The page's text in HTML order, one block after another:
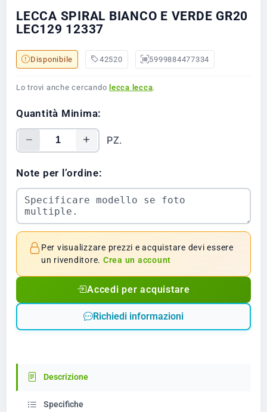
LECCA SPIRAL BIANCO E VERDE GR20
LEC129 12337
Disponibile 42520 5999884477334
Lo trovi anche cercando lecca lecca.
Quantità Minima:
PZ.
Note per l’ordine:
Per visualizzare prezzi e acquistare devi essere
un rivenditore. Crea un account
Accedi per acquistare
Richiedi informazioni
Descrizione
Specifiche